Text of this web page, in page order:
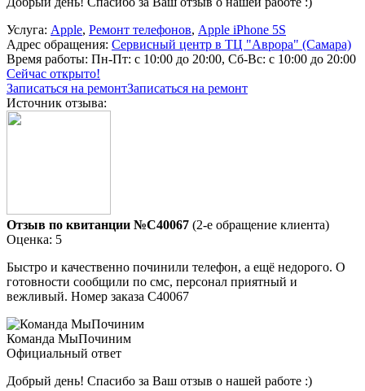
Услуга: Apple, Ремонт телефонов, Apple iPhone 5S
Адрес обращения: Сервисный центр в ТЦ "Аврора" (Самара)
Время работы: Пн-Пт: с 10:00 до 20:00, Сб-Вс: с 10:00 до 20:00
Сейчас открыто!
Записаться на ремонтЗаписаться на ремонт
Источник отзыва:
Отзыв по квитанции №C40067 (2-е обращение клиента)
Оценка: 5
Быстро и качественно починили телефон, а ещё недорого. О
готовности сообщили по смс, персонал приятный и
вежливый. Номер заказа С40067
Команда МыПочиним
Официальный ответ
Добрый день! Спасибо за Ваш отзыв о нашей работе :)